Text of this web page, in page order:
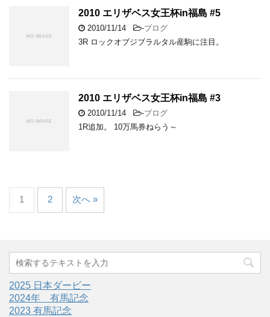
2010 エリザベス女王杯in福島 #5
2010/11/14 -ブログ
3R ロックオブジブラルタル産駒に注目。
2010 エリザベス女王杯in福島 #3
2010/11/14 -ブログ
1R追加。 10万馬券ねらう～
1 2 次へ »
2025 日本ダービー
2024年 有馬記念
2023 有馬記念